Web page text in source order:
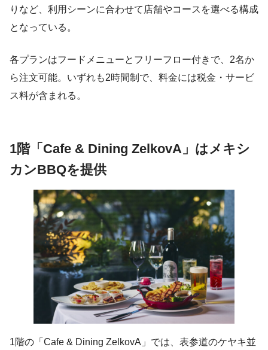
りなど、利用シーンに合わせて店舗やコースを選べる構成
となっている。
各プランはフードメニューとフリーフロー付きで、2名か
ら注文可能。いずれも2時間制で、料金には税金・サービ
ス料が含まれる。
1階「Cafe & Dining ZelkovA」はメキシ
カンBBQを提供
1階の「Cafe & Dining ZelkovA」では、表参道のケヤキ並